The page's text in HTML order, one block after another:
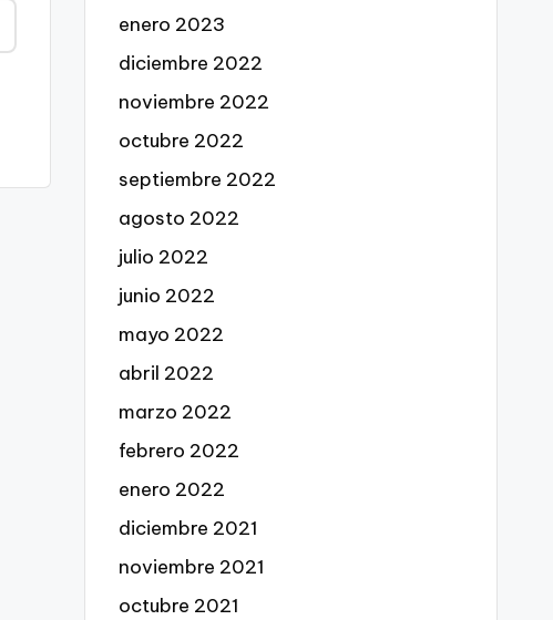
enero 2023
diciembre 2022
noviembre 2022
octubre 2022
septiembre 2022
agosto 2022
julio 2022
junio 2022
mayo 2022
abril 2022
marzo 2022
febrero 2022
enero 2022
diciembre 2021
noviembre 2021
octubre 2021